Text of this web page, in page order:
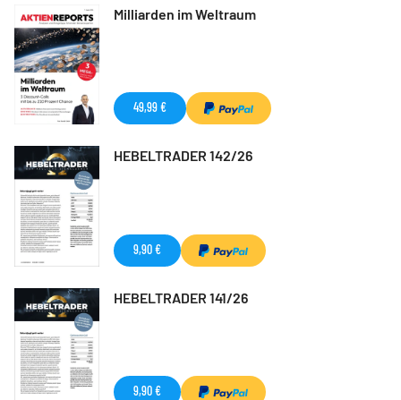
Milliarden im Weltraum
49,99 €
HEBELTRADER 142/26
9,90 €
HEBELTRADER 141/26
9,90 €